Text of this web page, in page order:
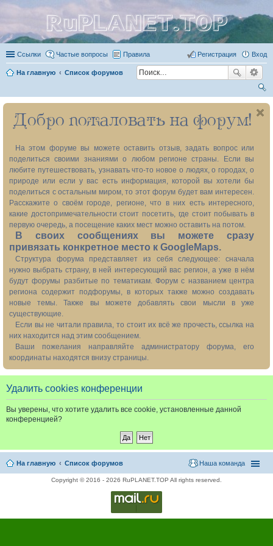
RuPLANET.TOP
Ссылки Частые вопросы Правила Вход
Регистрация
На главную Список форумов
ои
ск
Добро пожаловать на форум!
На этом форуме вы можете оставить отзыв, задать вопрос или
поделиться своими знаниями о любом регионе страны. Если вы
любите путешествовать, узнавать что-то новое о людях, о городах, о
природе или если у вас есть информация, которой вы хотели бы
поделиться с остальным миром, то этот форум будет вам интересен.
Расскажите о своём городе, регионе, что в них есть интересного,
какие достопримечательности стоит посетить, где стоит побывать в
первую очередь, а посещение каких мест можно оставить на потом.
В своих сообщениях вы можете сразу
привязать конкретное место к GoogleMaps.
Структура форума представляет из себя следующее: сначала
нужно выбрать страну, в ней интересующий вас регион, а уже в нём
будут форумы разбитые по тематикам. Форум с названием центра
региона содержит подфорумы, в которых также можно создавать
новые темы. Также вы можете добавлять свои мысли в уже
существующие.
Если вы не читали правила, то стоит их всё же прочесть, ссылка на
них находится над этим сообщением.
Ваши пожелания направляйте администратору форума, его
координаты находятся внизу страницы.
Удалить cookies конференции
Вы уверены, что хотите удалить все cookie, установленные данной
конференцией?
На главную Список форумов Наша команда
Copyright © 2016 - 2026 RuPLANET.TOP All rights reserved.